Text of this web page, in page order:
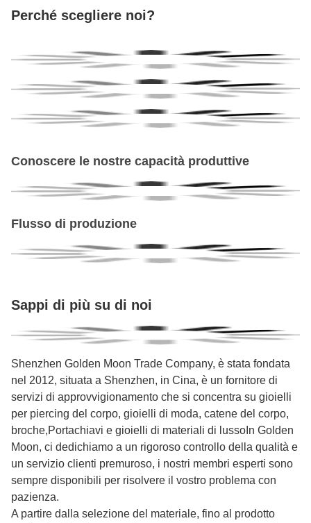
Perché scegliere noi?
Conoscere le nostre capacità produttive
Flusso di produzione
Sappi di più su di noi
Shenzhen Golden Moon Trade Company, è stata fondata
nel 2012, situata a Shenzhen, in Cina, è un fornitore di
servizi di approvvigionamento che si concentra su gioielli
per piercing del corpo, gioielli di moda, catene del corpo,
broche,Portachiavi e gioielli di materiali di lussoIn Golden
Moon, ci dedichiamo a un rigoroso controllo della qualità e
un servizio clienti premuroso, i nostri membri esperti sono
sempre disponibili per risolvere il vostro problema con
pazienza.
A partire dalla selezione del materiale, fino al prodotto